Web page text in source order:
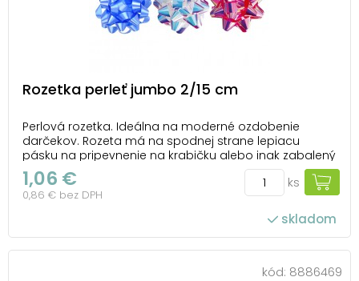
Rozetka perleť jumbo 2/15 cm
Perlová rozetka. Ideálna na moderné ozdobenie
darčekov. Rozeta má na spodnej strane lepiacu
pásku na pripevnenie na krabičku alebo inak zabalený
darček. Priemer: 150 mm Šírka stuhy: 20 mm Farba:
fialová, strieborná, ružová dodávame v mixe farieb.
Uvedená cena je za 1 ks.
1,06 €
0,86 € bez DPH
ks
skladom
kód: 8886469